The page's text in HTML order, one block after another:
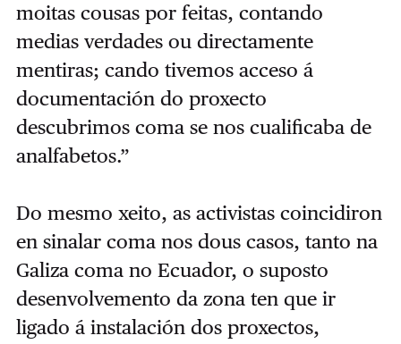
moitas cousas por feitas, contando
medias verdades ou directamente
mentiras; cando tivemos acceso á
documentación do proxecto
descubrimos coma se nos cualificaba de
analfabetos.”
Do mesmo xeito, as activistas coincidiron
en sinalar coma nos dous casos, tanto na
Galiza coma no Ecuador, o suposto
desenvolvemento da zona ten que ir
ligado á instalación dos proxectos,